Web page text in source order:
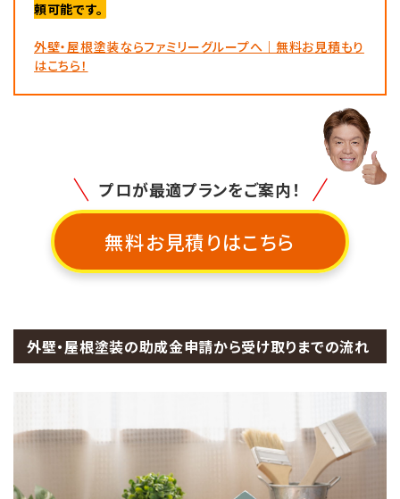
頼可能です。
外壁・屋根塗装ならファミリーグループへ｜無料お見積もり
はこちら！
プロが最適プランをご案内！
無料お見積りはこちら
外壁・屋根塗装の助成金申請から受け取りまでの流れ